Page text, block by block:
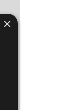
×